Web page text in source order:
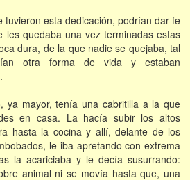
tuvieron esta dedicación, podrían dar fe
les quedaba una vez terminadas estas
dura, de la que nadie se quejaba, tal
otra forma de vida y estaban
ya mayor, tenía una cabritilla a la que
en casa. La hacía subir los altos
hasta la cocina y allí, delante de los
le iba apretando con extrema
la acariciaba y le decía susurrando:
animal ni se movía hasta que, una